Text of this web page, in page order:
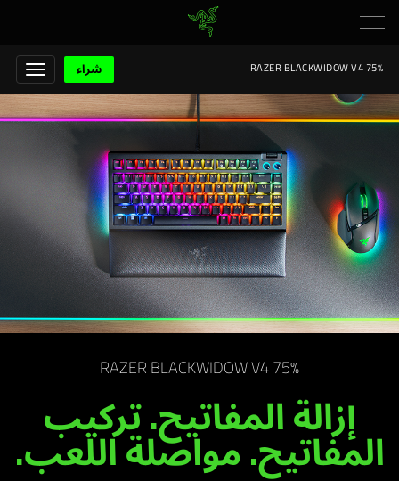
RAZER BLACKWIDOW V4 75% شراء
RAZER BLACKWIDOW V4 75%
إزالة المفاتيح. تركيب
المفاتيح. مواصلة اللعب.